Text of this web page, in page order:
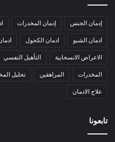
إدمان الجنس إدمان المخدرات
ادمان الشبو ادمان الكحول
الاعراض الانسحابية التأهيل النفسي
المخدرات المراهقين تحليل
علاج الادمان
تابعونا